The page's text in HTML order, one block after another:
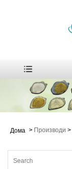
Дома > Производи >